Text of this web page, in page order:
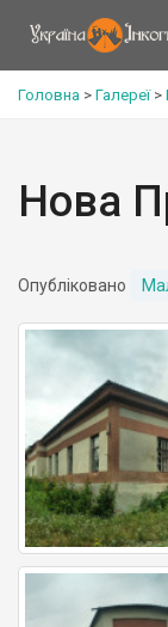
Головна > Галереї>
Нова
Опубліковано